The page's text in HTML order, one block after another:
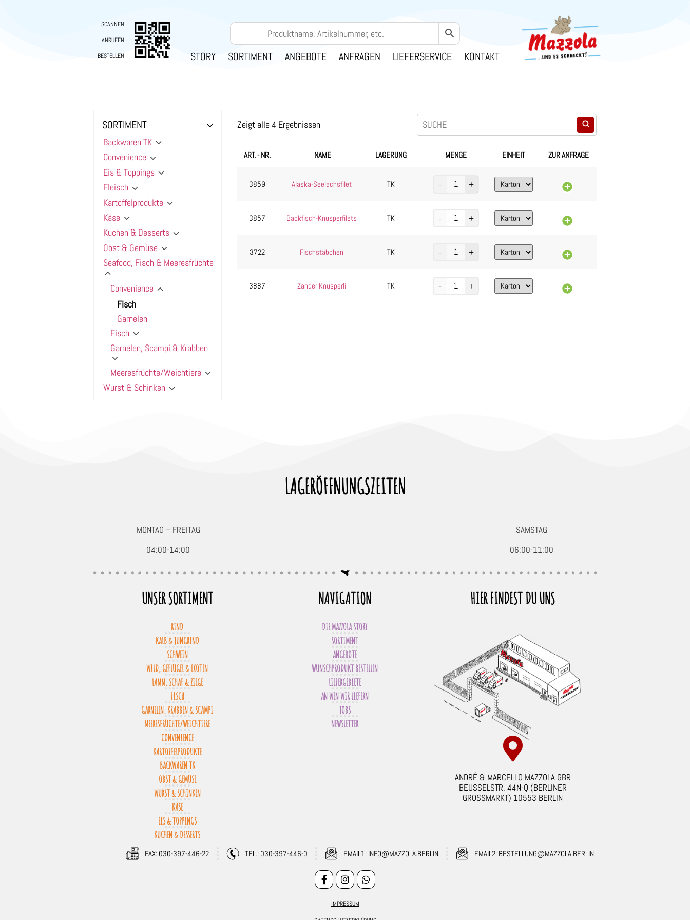
SCANNEN
ANRUFEN
BESTELLEN
STORY SORTIMENT ANGEBOTE ANFRAGEN LIEFERSERVICE KONTAKT
SORTIMENT
Backwaren TK
Convenience
Eis & Toppings
Fleisch
Kartoffelprodukte
Käse
Kuchen & Desserts
Obst & Gemüse
Seafood, Fisch & Meeresfrüchte
Convenience
Fisch
Garnelen
Fisch
Garnelen, Scampi & Krabben
Meeresfrüchte/Weichtiere
Wurst & Schinken
Zeigt alle 4 Ergebnissen
ART. - NR. NAME LAGERUNG MENGE EINHEIT ZUR ANFRAGE
3859 Alaska-Seelachsfilet TK
3857 Backfisch-Knusperfilets TK
3722 Fischstäbchen TK
3887 Zander Knusperli TK
LAGERÖFFNUNGSZEITEN
MONTAG – FREITAG
04:00-14:00
SAMSTAG
06:00-11:00
UNSER SORTIMENT
RIND
KALB & JUNGRIND
SCHWEIN
WILD, GEFLÜGEL & EXOTEN
LAMM, SCHAF & ZIEGE
FISCH
GARNELEN, KRABBEN & SCAMPI
MEERESFRÜCHTE/WEICHTIERE
CONVENIENCE
KARTOFFELPRODUKTE
BACKWAREN TK
OBST & GEMÜSE
WURST & SCHINKEN
KÄSE
EIS & TOPPINGS
KUCHEN & DESSERTS
NAVIGATION
DIE MAZZOLA STORY
SORTIMENT
ANGEBOTE
WUNSCHPRODUKT BESTELLEN
LIEFERGEBIETE
AN WEN WIR LIEFERN
JOBS
NEWSLETTER
HIER FINDEST DU UNS
ANDRÉ & MARCELLO MAZZOLA GBR
BEUSSELSTR. 44N-Q (BERLINER
GROSSMARKT) 10553 BERLIN
FAX: 030-397-446-22 TEL.: 030-397-446-0 EMAIL1: INFO@MAZZOLA.BERLIN EMAIL2: BESTELLUNG@MAZZOLA.BERLIN
IMPRESSUM